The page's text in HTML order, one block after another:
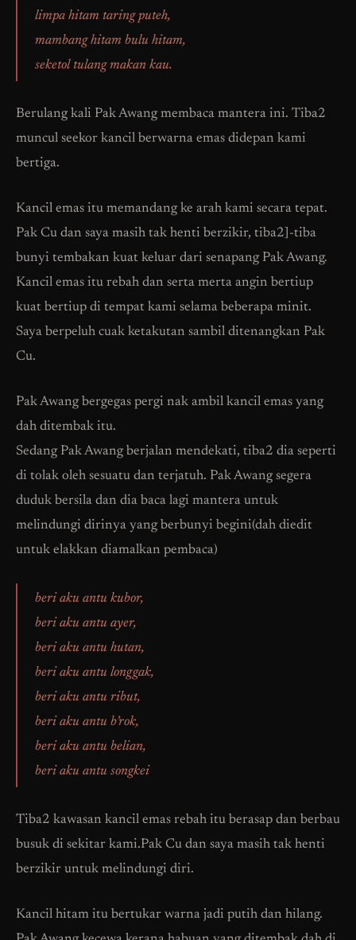
limpa hitam taring puteh,
mambang hitam bulu hitam,
seketol tulang makan kau.
Berulang kali Pak Awang membaca mantera ini. Tiba2
muncul seekor kancil berwarna emas didepan kami
bertiga.
Kancil emas itu memandang ke arah kami secara tepat.
Pak Cu dan saya masih tak henti berzikir, tiba2]-tiba
bunyi tembakan kuat keluar dari senapang Pak Awang.
Kancil emas itu rebah dan serta merta angin bertiup
kuat bertiup di tempat kami selama beberapa minit.
Saya berpeluh cuak ketakutan sambil ditenangkan Pak
Cu.
Pak Awang bergegas pergi nak ambil kancil emas yang
dah ditembak itu.
Sedang Pak Awang berjalan mendekati, tiba2 dia seperti
di tolak oleh sesuatu dan terjatuh. Pak Awang segera
duduk bersila dan dia baca lagi mantera untuk
melindungi dirinya yang berbunyi begini(dah diedit
untuk elakkan diamalkan pembaca)
beri aku antu kubor,
beri aku antu ayer,
beri aku antu hutan,
beri aku antu longgak,
beri aku antu ribut,
beri aku antu b’rok,
beri aku antu belian,
beri aku antu songkei
Tiba2 kawasan kancil emas rebah itu berasap dan berbau
busuk di sekitar kami.Pak Cu dan saya masih tak henti
berzikir untuk melindungi diri.
Kancil hitam itu bertukar warna jadi putih dan hilang.